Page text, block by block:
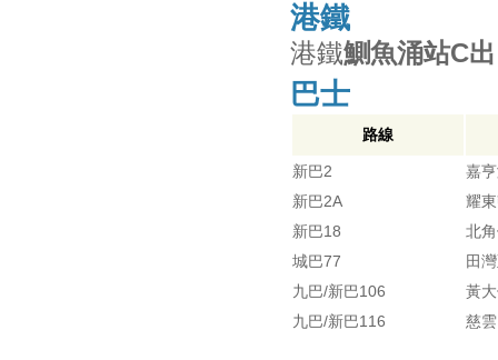
港鐵
港鐵鰂魚涌站C
巴士
路線
新巴2
嘉
新巴2A
耀
新巴18
北
城巴77
田
九巴/新巴106
黃
九巴/新巴116
慈